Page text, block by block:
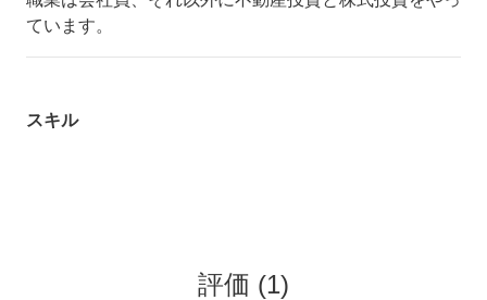
ています。
スキル
評価 (1)